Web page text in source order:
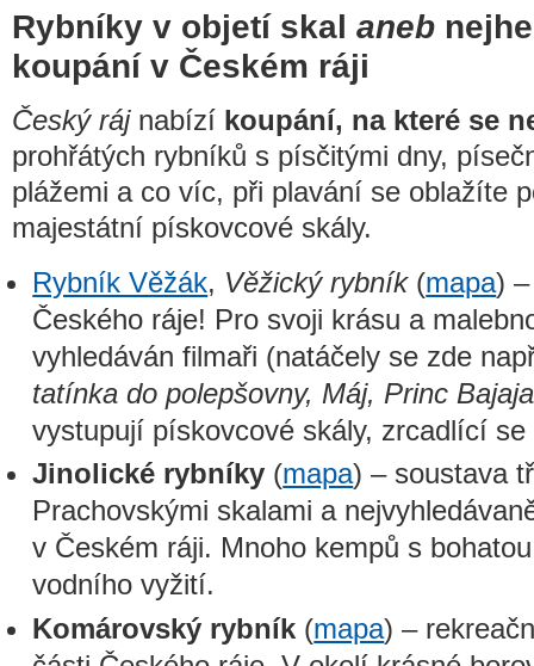
Rybníky v objetí skal aneb
koupání v Českém ráji
Český rájnabízí koupání, na které se
prohřátých rybníků s písčitými dny,
plážemi a co víc, při plavání se oblažíte
majestátní pískovcové skály.
Rybník Věžák, Věžický rybník(mapa)
Českého ráje! Pro svoji krásu a
vyhledáván filmaři (natáčely se zde
tatínka do polepšovny, Máj, Princ Bajaja
vystupují pískovcové skály, zrcadlící
Jinolické rybníky (mapa) – soustava
Prachovskými skalami a
v Českém ráji. Mnoho kempů s
vodního vyžití.
Komárovský rybník (mapa) –